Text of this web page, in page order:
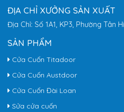
ĐỊA CHỈ XƯỞNG SẢN XUẤT
Địa Chỉ: Số 1A1, KP3, Phường Tân
SẢN PHẨM
Cửa Cuốn Titadoor
Cửa Cuốn Austdoor
Cửa Cuốn Đài Loan
Sửa cửa cuốn